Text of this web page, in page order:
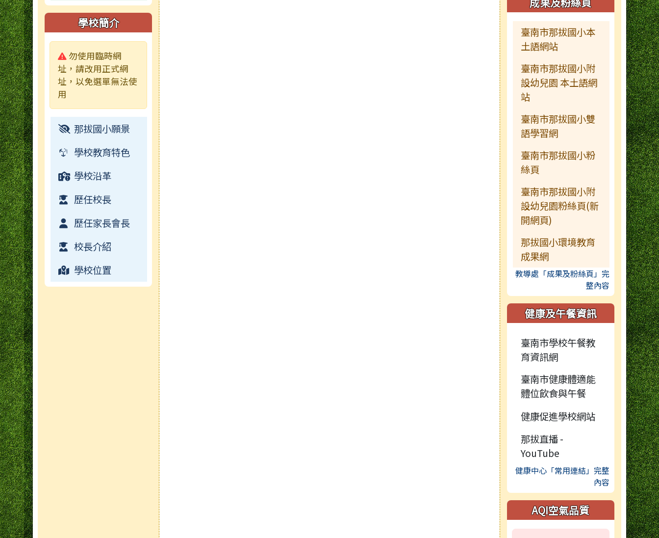
行事曆
學生影音
檔案下載
成果及粉絲頁
電子書
榮譽榜
行事曆
校園影音
活動相簿
榮譽榜
行事曆
常用連結
活動相簿
榮譽榜
行事曆
校園公告
活動相簿
校園影音
常用連結
檔案下載
校園公告
業務職掌
活動相簿
榮譽榜
校園影音
常用連結
檔案下載
行事曆
學校簡介
警告:
勿使用臨時網
址，請改用正式網
址，以免選單無法使
用
那拔國小願景
學校教育特色
學校沿革
歷任校長
歷任家長會長
校長介紹
學校位置
臺南市那拔國小本
土語網站
臺南市那拔國小附
設幼兒園 本土語網
站
臺南市那拔國小雙
語學習網
臺南市那拔國小粉
絲頁
臺南市那拔國小附
設幼兒園粉絲頁(新
開網頁)
那拔國小環境教育
成果網
教導處「成果及粉絲頁」完
整內容
健康及午餐資訊
臺南市學校午餐教
育資訊網
臺南市健康體適能
體位飲食與午餐
健康促進學校網站
那拔直播 -
YouTube
健康中心「常用連結」完整
內容
AQI空氣品質